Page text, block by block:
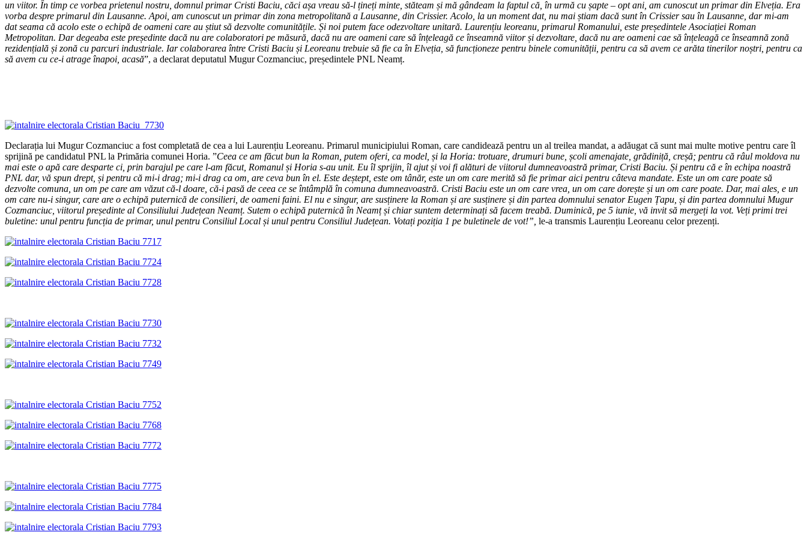
un viitor. În timp ce vorbea prietenul nostru, domnul primar Cristi Baciu, căci așa vreau să-l țineți minte, stăteam și mă gândeam la faptul că, în urmă cu șapte – opt ani, am cunoscut un primar din Elveția. Era
vorba despre primarul din Lausanne. Apoi, am cunoscut un primar din zona metropolitană a Lausanne, din Crissier. Acolo, la un moment dat, nu mai știam dacă sunt în Crissier sau în Lausanne, dar mi-am
dat seama că acolo este o echipă de oameni care au știut să dezvolte comunitățile. Și noi putem face odezvoltare unitară. Laurențiu leoreanu, primarul Romanului, este președintele Asociației Roman
Metropolitan. Dar degeaba este președinte dacă nu are colaboratori pe măsură, dacă nu are oameni care să înțeleagă ce înseamnă viitor și dezvoltare, dacă nu are oameni cae să înțeleagă ce înseamnă zonă
rezidențială și zonă cu parcuri industriale. Iar colaborarea între Cristi Baciu și Leoreanu trebuie să fie ca în Elveția, să funcționeze pentru binele comunității, pentru ca să avem ce arăta tinerilor noștri, pentru ca
să avem cu ce-i atrage înapoi, acasă”, a declarat deputatul Mugur Cozmanciuc, președintele PNL Neamț.
Declarația lui Mugur Cozmanciuc a fost completată de cea a lui Laurențiu Leoreanu. Primarul municipiului Roman, care candidează pentru un al treilea mandat, a adăugat că sunt mai multe motive pentru care îl
sprijină pe candidatul PNL la Primăria comunei Horia. ”Ceea ce am făcut bun la Roman, putem oferi, ca model, și la Horia: trotuare, drumuri bune, școli amenajate, grădiniță, creșă; pentru că râul moldova nu
mai este o apă care desparte ci, prin barajul pe care l-am făcut, Romanul și Horia s-au unit. Eu îl sprijin, îl ajut și voi fi alături de viitorul dumneavoastră primar, Cristi Baciu. Și pentru că e în echipa noastră
PNL dar, vă spun drept, și pentru că mi-i drag; mi-i drag ca om, are ceva bun în el. Este deștept, este om tânăr, este un om care merită să fie primar aici pentru câteva mandate. Este un om care poate să
dezvolte comuna, un om pe care am văzut că-l doare, că-i pasă de ceea ce se întâmplă în comuna dumneavoastră. Cristi Baciu este un om care vrea, un om care dorește și un om care poate. Dar, mai ales, e un
om care nu-i singur, care are o echipă puternică de consilieri, de oameni faini. El nu e singur, are susținere la Roman și are susținere și din partea domnului senator Eugen Țapu, și din partea domnului Mugur
Cozmanciuc, viitorul președinte al Consiliului Județean Neamț. Sutem o echipă puternică în Neamț și chiar suntem determinați să facem treabă. Duminică, pe 5 iunie, vă invit să mergeți la vot. Veți primi trei
buletine: unul pentru funcția de primar, unul pentru Consiliul Local și unul pentru Consiliul Județean. Votați poziția 1 pe buletinele de vot!”, le-a transmis Laurențiu Leoreanu celor prezenți.